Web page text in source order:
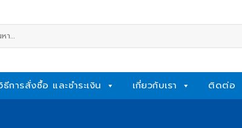
ธีการสั่งซื้อ และชำระเงิน เกี่ยวกับเรา ติดต่อ